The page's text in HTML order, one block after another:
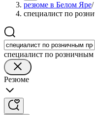
резюме в Белом Яре/
специалист по
специалист по
Резюме